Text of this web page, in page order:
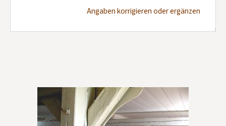
Angaben korrigieren oder ergänzen